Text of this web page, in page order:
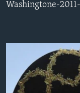
АМЕРИКА.
ПОДПИСКА НА
Learning English
Washingtone-